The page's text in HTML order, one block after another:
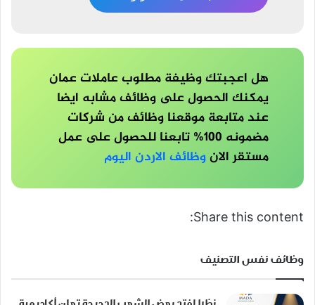
هل اعجبتك وظيفة مطلوب عاملات عمان
يمكنك الحصول على وظائف مشابه ايضا
عند متابعة موقعنا وظائف من شركات
مضمونه 100% تابعنا للحصول على عمل
مستقر الانوظائف الاردن اليوم
Share this content:
وظائف نفس التصنيف